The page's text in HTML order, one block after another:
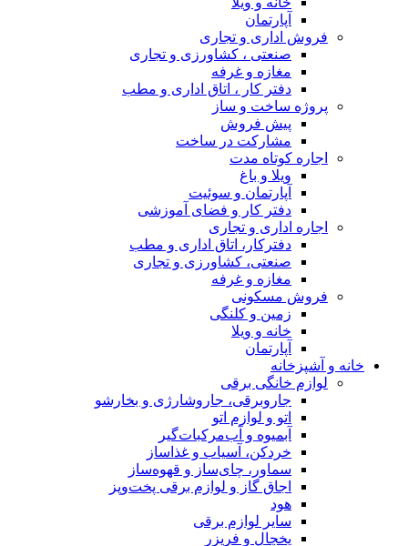
آپارتمان
فروش اداری و تجاری
صنعتی ، کشاورزی و تجاری
مغازه و غرفه
دفتر کار ، اتاق اداری و مطب
پروژه ساخت و ساز
پیش فروش
مشارکت در ساخت
اجاره کوتاه مدت
ویلا و باغ
آپارتمان و سوئیت
دفتر کار و فضای آموزشی
اجاره اداری و تجاری
دفترکار، اتاق اداری و مطب
صنعتی، کشاورزی و تجاری
مغازه و غرفه
فروش مسکونی
زمین و کلنگی
خانه و ویلا
آپارتمان
خانه و آشپزخانه
لوازم خانگی برقی
جاروبرقی، جاروشارژی و بخارشو
اتو و لوازم اتو
آبمیوه و آب‌مرکبات‌گیر
خردکن، آسیاب و غذاساز
سماور، چای‌ساز و قهوه‌ساز
اجاق گاز و لوازم برقی پخت‌وپز
هود
سایر لوازم برقی
یخچال و فریزر